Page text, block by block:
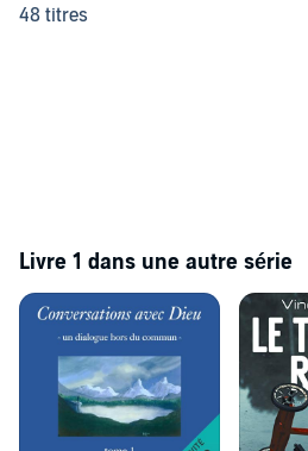
48 titres
Livre 1 dans une autre série